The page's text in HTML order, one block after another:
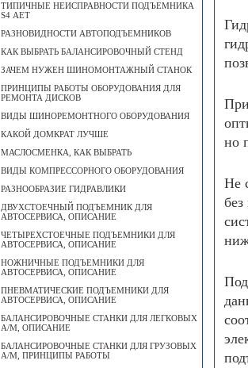
ТИПИЧНЫЕ НЕИСПРАВНОСТИ ПОДЪЕМНИКА
S4 АЕТ
РАЗНОВИДНОСТИ АВТОПОДЪЕМНИКОВ
КАК ВЫБРАТЬ БАЛАНСИРОВОЧНЫЙ СТЕНД
ЗАЧЕМ НУЖЕН ШИНОМОНТАЖНЫЙ СТАНОК
ПРИНЦИПЫ РАБОТЫ ОБОРУДОВАНИЯ ДЛЯ
РЕМОНТА ДИСКОВ
ВИДЫ ШИНОРЕМОНТНОГО ОБОРУДОВАНИЯ
КАКОЙ ДОМКРАТ ЛУЧШЕ
МАСЛОСМЕНКА, КАК ВЫБРАТЬ
ВИДЫ КОМПРЕССОРНОГО ОБОРУДОВАНИЯ
РАЗНООБРАЗИЕ ГИДРАВЛИКИ
ДВУХСТОЕЧНЫЙ ПОДЪЕМНИК ДЛЯ
АВТОСЕРВИСА, ОПИСАНИЕ
ЧЕТЫРЕХСТОЕЧНЫЕ ПОДЪЕМНИКИ ДЛЯ
АВТОСЕРВИСА, ОПИСАНИЕ
НОЖНИЧНЫЕ ПОДЪЕМНИКИ ДЛЯ
АВТОСЕРВИСА, ОПИСАНИЕ
ПНЕВМАТИЧЕСКИЕ ПОДЪЕМНИКИ ДЛЯ
АВТОСЕРВИСА, ОПИСАНИЕ
БАЛАНСИРОВОЧНЫЕ СТАНКИ ДЛЯ ЛЕГКОВЫХ
А/М, ОПИСАНИЕ
БАЛАНСИРОВОЧНЫЕ СТАНКИ ДЛЯ ГРУЗОВЫХ
А/М, ПРИНЦИПЫ РАБОТЫ
но
Не